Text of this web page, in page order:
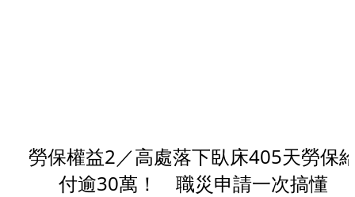
勞保權益2／高處落下臥床405天勞保
付逾30萬！ 職災申請一次搞懂